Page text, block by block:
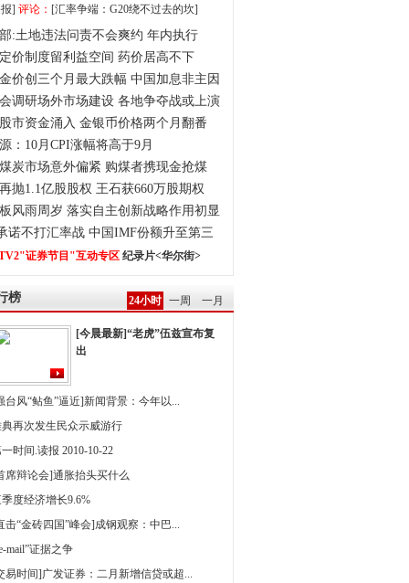
] 评论： [汇率争端：G20绕不过去的坎]
:土地违法问责不会爽约 年内执行
价制度留利益空间 药价居高不下
价创三个月最大跌幅 中国加息非主因
调研场外市场建设 各地争夺战或上演
市资金涌入 金银币价格两个月翻番
：10月CPI涨幅将高于9月
炭市场意外偏紧 购煤者携现金抢煤
抛1.1亿股股权 王石获660万股期权
风雨周岁 落实自主创新战略作用初显
诺不打汇率战 中国IMF份额升至第三
证券节目"互动专区 纪录片<华尔街>
榜 24小时 一周 一月
[今晨最新]“老虎”伍兹宣布复
出
台风“鲇鱼”逼近]新闻背景：今年以...
再次发生民众示威游行
时间.读报 2010-10-22
席辩论会]通胀抬头买什么
度经济增长9.6%
击“金砖四国”峰会]成钢观察：中巴...
mail”证据之争
易时间]广发证券：二月新增信贷或超...